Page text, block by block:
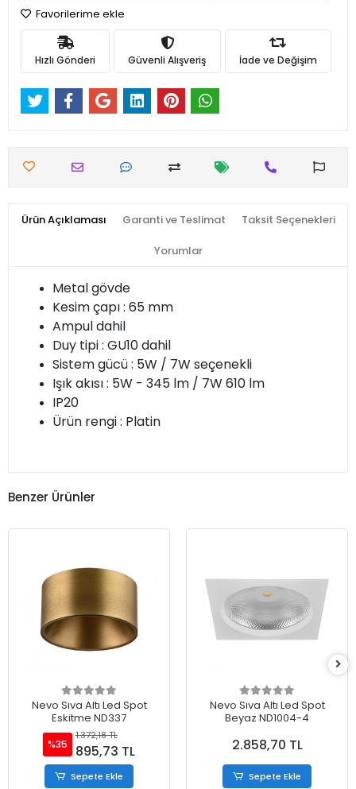
Favorilerime ekle
Hızlı Gönderi Güvenli Alışveriş İade ve Değişim
Ürün Açıklaması Garanti ve Teslimat Taksit Seçenekleri
Yorumlar
Metal gövde
Kesim çapı : 65 mm
Ampul dahil
Duy tipi : GU10 dahil
Sistem gücü : 5W / 7W seçenekli
Işık akısı : 5W - 345 lm / 7W 610 lm
IP20
Ürün rengi : Platin
Benzer Ürünler
Nevo Sıva Altı Led Spot
Eskitme ND337
%35
1.372,18 TL
895,73 TL
Sepete Ekle
Nevo Sıva Altı Led Spot
Beyaz ND1004-4
2.858,70 TL
Sepete Ekle